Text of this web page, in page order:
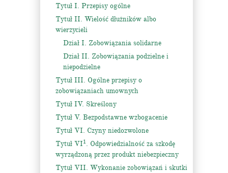
Tytuł I. Przepisy ogólne
Tytuł II. Wielość dłużników albo
wierzycieli
Dział I. Zobowiązania solidarne
Dział II. Zobowiązania podzielne i
niepodzielne
Tytuł III. Ogólne przepisy o
zobowiązaniach umownych
Tytuł IV. Skreślony
Tytuł V. Bezpodstawne wzbogacenie
Tytuł VI. Czyny niedozwolone
Tytuł VI1. Odpowiedzialność za szkodę
wyrządzoną przez produkt niebezpieczny
Tytuł VII. Wykonanie zobowiązań i skutki